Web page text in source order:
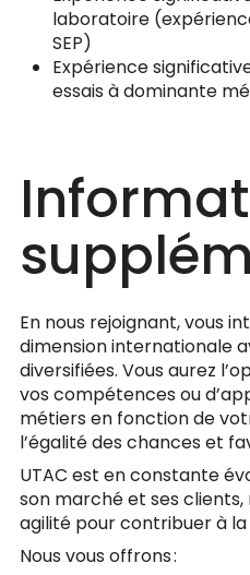
laboratoire
SEP)
Expérience
essais à dominante
En nous rejoignant, vous
dimension internationale
diversifiées. Vous aurez
vos compétences ou
métiers en fonction de
l’égalité des chances et
UTAC est en constante
son marché et ses
agilité pour contribuer à
Nous vous offrons :